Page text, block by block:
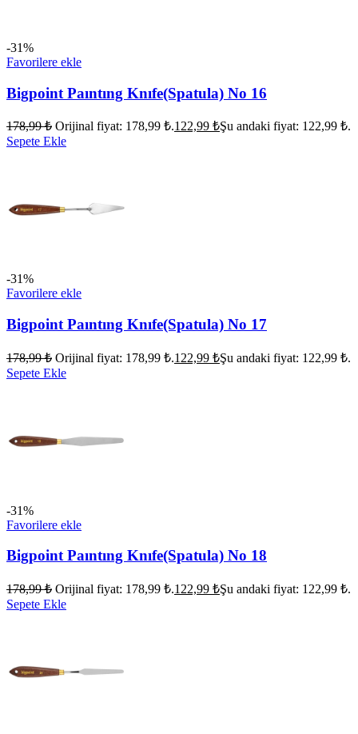
-31%
Favorilere ekle
Bigpoint Paıntıng Knıfe(Spatula) No 16
178,99₺ Orijinal fiyat: 178,99 ₺.122,99 ₺Şu andaki fiyat: 122,99 ₺.
Sepete Ekle
-31%
Favorilere ekle
Bigpoint Paıntıng Knıfe(Spatula) No 17
178,99₺ Orijinal fiyat: 178,99 ₺.122,99 ₺Şu andaki fiyat: 122,99 ₺.
Sepete Ekle
-31%
Favorilere ekle
Bigpoint Paıntıng Knıfe(Spatula) No 18
178,99₺ Orijinal fiyat: 178,99 ₺.122,99 ₺Şu andaki fiyat: 122,99 ₺.
Sepete Ekle